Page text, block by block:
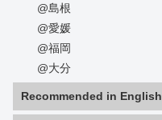
@島根
@愛媛
@福岡
@大分
Recommended in English